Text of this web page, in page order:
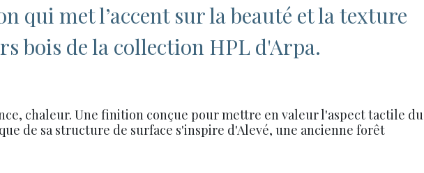
qui met l’accent sur la beauté et la texture
bois de la collection HPL d'Arpa.
chaleur. Une finition conçue pour mettre en valeur l'aspect tactile du
de sa structure de surface s'inspire d'Alevé, une ancienne forêt